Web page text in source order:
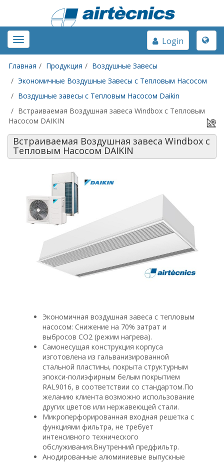
Toggle
navigation
Toggle
Login
Главная Продукция
Воздушные Завесы
Экономичные Воздушные Завесы с Тепловым Насосом
Воздушные завесы с Тепловым Насосом Daikin
Встраиваемая Воздушная завеса Windbox с Тепловым
Насосом DAIKIN
Встраиваемая Воздушная завеса Windbox с
Тепловым Насосом DAIKIN
Экономичная воздушная завеса с тепловым
насосом: Снижение на 70% затрат и
выбросов CO2 (режим нагрева).
Самонесущая конструкция корпуса
изготовлена из гальванизированной
стальной пластины, покрыта структурным
эпокси-полиэфирным белым покрытием
RAL9016, в соответствии со стандартом.По
желанию клиента возможно использование
других цветов или нержавеющей стали.
Микроперфорированная входная решетка с
функциями фильтра, не требует
интенсивного технического
обслуживания.Внутренний предфильтр.
Анодированные алюминиевые выпускные